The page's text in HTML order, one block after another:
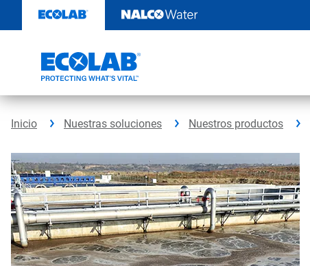
contenido
Inicio Nuestras soluciones Nuestros productos